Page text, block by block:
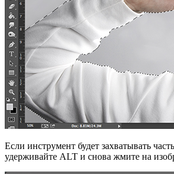
Если инструмент будет захватывать
удерживайте ALT и снова жмите на